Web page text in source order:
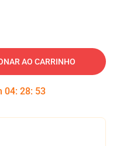
AO CARRINHO
04: 28: 52